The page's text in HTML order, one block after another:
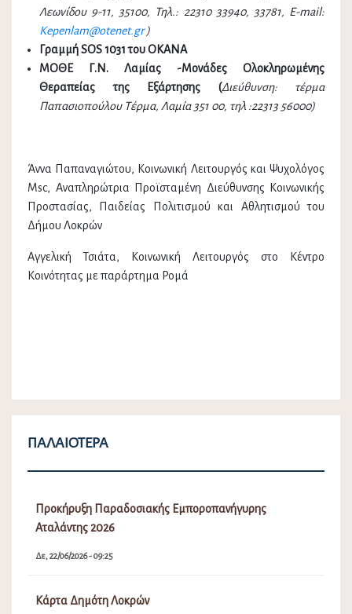
Λεωνίδου 9-11, 35100, Τηλ.: 22310 33940, 33781, E-mail:
Kepenlam@otenet.gr)
ΓραμμήSOS 1031του ΟΚΑΝΑ
ΜΟΘΕ Γ.Ν. Λαμίας -Μονάδες Ολοκληρωμένης
Θεραπείας της Εξάρτησης (Διεύθυνση: τέρμα
Παπασιοπούλου Τέρμα, Λαμία 351 00, τηλ :22313 56000)
Άννα Παπαναγιώτου, Κοινωνική Λειτουργός και Ψυχολόγος
Msc, Αναπληρώτρια Προϊσταμένη Διεύθυνσης Κοινωνικής
Προστασίας, Παιδείας Πολιτισμού και Αθλητισμού του
Δήμου Λοκρών
Αγγελική Τσιάτα, Κοινωνική Λειτουργός στο Κέντρο
Κοινότητας με παράρτημα Ρομά
ΠΑΛΑΙΌΤΕΡΑ
Προκήρυξη Παραδοσιακής Εμποροπανήγυρης
Αταλάντης 2026
Δε, 22/06/2026 - 09:25
Κάρτα Δημότη Λοκρών